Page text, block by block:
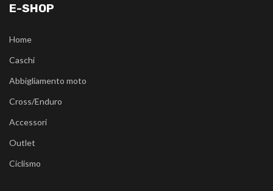
E-SHOP
Home
Caschi
Abbigliamento moto
Cross/Enduro
Accessori
Outlet
Ciclismo